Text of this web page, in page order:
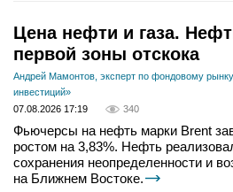
Цена нефти и газа.
первой зоны отскока
Андрей Мамонтов, эксперт по фондовому
инвестиций»
07.08.2026 17:19
340
Фьючерсы на нефть марки Brent
ростом на 3,83%. Нефть
сохранения неопределенности и
на Ближнем Востоке.